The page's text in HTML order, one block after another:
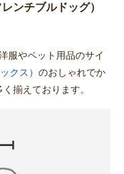
ンチブルドッグ）
服やペット用品のサイ
クス） のおしゃれでか
揃えております。